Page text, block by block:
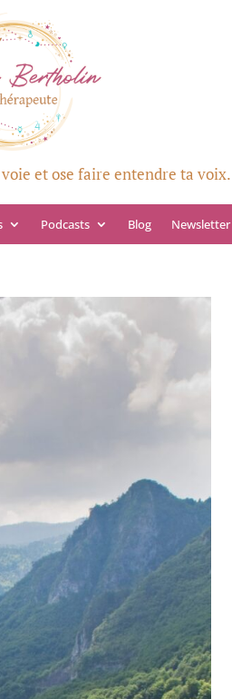
et ose faire entendre ta voix.
Podcasts Blog Newsletter